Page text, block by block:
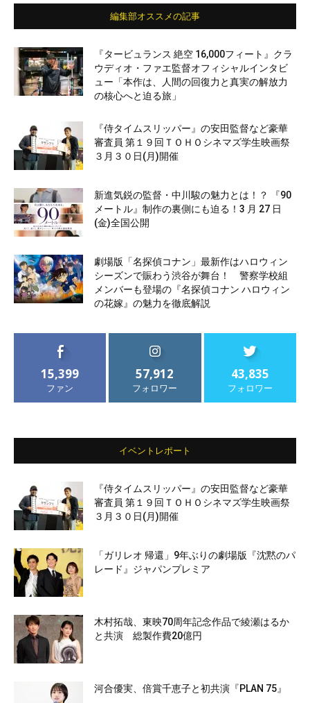
編集部オススメの記事
『タービュランス 絶空 16,000フィート』クラ
ウディオ・ファエ監督オフィシャルインタビ
ュー「本作は、人間の回復力と真実の解放力
の核心へと迫る旅」
『侍タイムスリッパー』の安田監督など豪華
審査員 第１９回ＴＯＨＯシネマズ学生映画祭
３月３０日(月)開催
新進気鋭の監督・中川駿の魅力とは！？ 『90
メートル』制作の裏側にも迫る！3 月 27 日
(金)全国公開
劇場版「名探偵コナン」最新作はハロウィン
シーズンで賑わう渋谷が舞台！ 警察学校組
メンバーも登場の『名探偵コナン ハロウィン
の花嫁』の魅力を徹底解説
15,399
ファン
57,912
フォロワー
43,835
フォロワー
イベントレポート
『侍タイムスリッパー』の安田監督など豪華
審査員 第１９回ＴＯＨＯシネマズ学生映画祭
３月３０日(月)開催
「ガリレオ 帰還」9年ぶりの劇場版『沈黙のパ
レード』ジャパンプレミア
木村拓哉、東映70周年記念作品で綾瀬はるか
と共演 総製作費20億円
河合優実、倍賞千恵子と初共演『PLAN 75』